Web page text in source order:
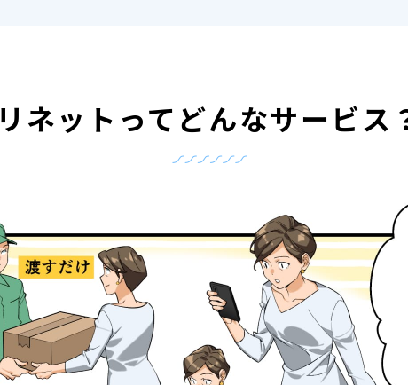
リネットってどんなサービス